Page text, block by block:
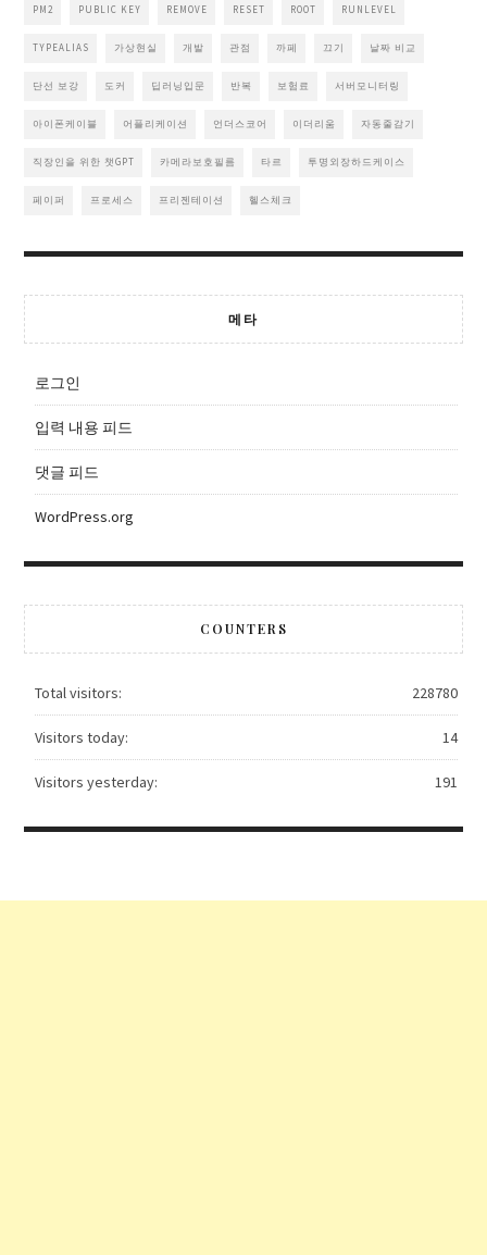
PM2 PUBLIC KEY REMOVE RESET ROOT RUNLEVEL
TYPEALIAS 가상현실 개발 관점 까페 끄기 날짜 비교
단선 보강 도커 딥러닝입문 반복 보험료 서버모니터링
아이폰케이블 어플리케이션 언더스코어 이더리움 자동줄감기
직장인을 위한 챗GPT 카메라보호필름 타르 투명외장하드케이스
페이퍼 프로세스 프리젠테이션 헬스체크
메타
로그인
입력 내용 피드
댓글 피드
WordPress.org
COUNTERS
228780
Total visitors:
14
Visitors today:
191
Visitors yesterday: